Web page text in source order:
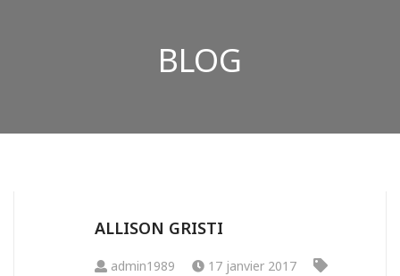
BLOG
ALLISON GRISTI
admin1989
17 janvier 2017